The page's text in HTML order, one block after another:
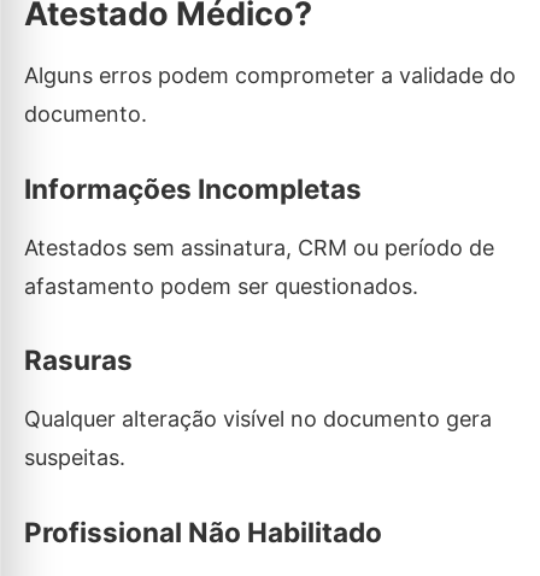
Atestado Médico?
Alguns erros podem comprometer a validade do
documento.
Informações Incompletas
Atestados sem assinatura, CRM ou período de
afastamento podem ser questionados.
Rasuras
Qualquer alteração visível no documento gera
suspeitas.
Profissional Não Habilitado